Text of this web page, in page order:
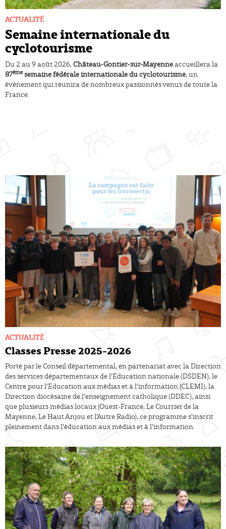
Semaine internationale du
cyclotourisme
ACTUALITÉ
Du 2 au 9 août 2026,Château-Gontier-sur-Mayenneaccueillera la
87èmesemaine fédérale internationale du cyclotourisme, un
évènement qui réunira de nombreux passionnés venus de toute la
France.
Classes Presse 2025-2026
ACTUALITÉ
Porté par le Conseil départemental, en partenariat avec la Direction
des services départementaux de l'Education nationale (DSDEN), le
Centre pour l'Education aux médias et à l'information (CLEMI), la
Direction diocésaine de l'enseignement catholique (DDEC), ainsi
que plusieurs médias locaux (Ouest-France, Le Courrier de la
Mayenne, Le Haut Anjou et l'Autre Radio), ce programme s'inscrit
pleinement dans l'éducation aux médias et à l'information.